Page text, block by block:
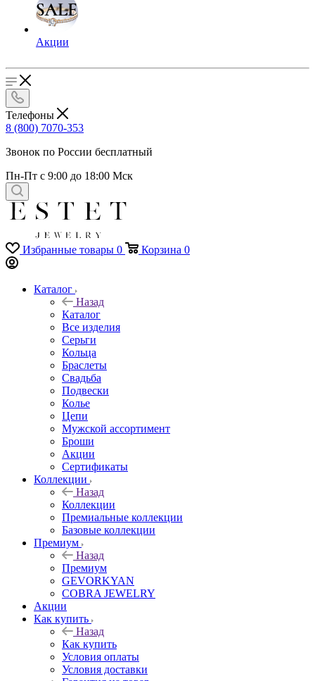
Акции
Телефоны
8 (800) 7070-353
Звонок по России бесплатный
Пн-Пт с 9:00 до 18:00 Мск
Избранные товары 0 Корзина 0
Каталог
Назад
Каталог
Все изделия
Серьги
Кольца
Браслеты
Свадьба
Подвески
Колье
Цепи
Мужской ассортимент
Броши
Акции
Сертификаты
Коллекции
Назад
Коллекции
Премиальные коллекции
Базовые коллекции
Премиум
Назад
Премиум
GEVORKYAN
COBRA JEWELRY
Акции
Как купить
Назад
Как купить
Условия оплаты
Условия доставки